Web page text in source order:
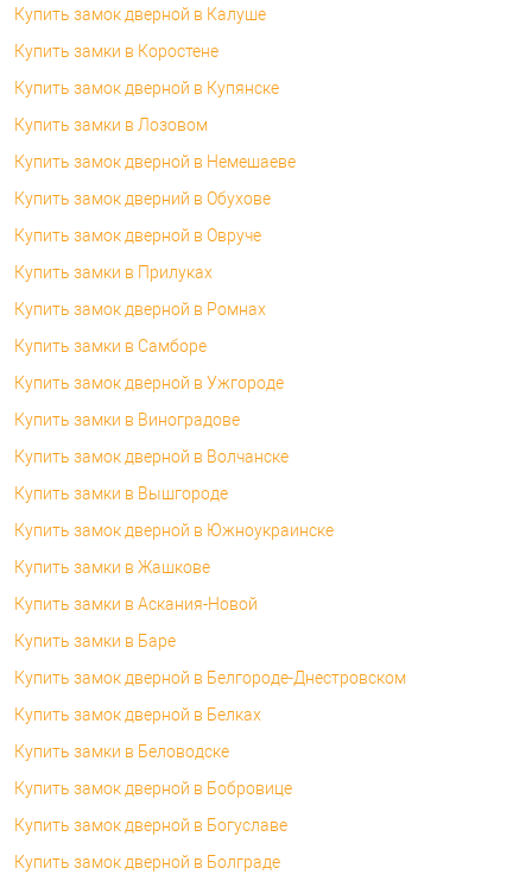
Купить замок дверной в Калуше
Купить замки в Коростене
Купить замок дверной в Купянске
Купить замки в Лозовом
Купить замок дверной в Немешаеве
Купить замок дверний в Обухове
Купить замок дверной в Овруче
Купить замки в Прилуках
Купить замок дверной в Ромнах
Купить замки в Самборе
Купить замок дверной в Ужгороде
Купить замки в Виноградове
Купить замок дверной в Волчанске
Купить замки в Вышгороде
Купить замок дверной в Южноукраинске
Купить замки в Жашкове
Купить замки в Аскания-Новой
Купить замки в Баре
Купить замок дверной в Белгороде-Днестровском
Купить замок дверной в Белках
Купить замки в Беловодске
Купить замок дверной в Бобровице
Купить замок дверной в Богуславе
Купить замок дверной в Болграде